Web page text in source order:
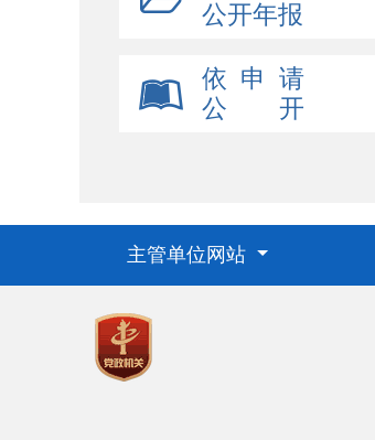
公开年报
依 申 请
公 开
主管单位网站